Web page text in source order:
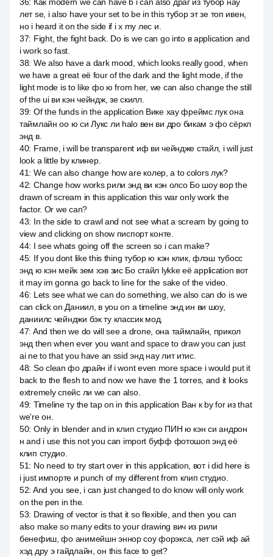
лет se, i also have your set to be in this тубор эт зе топ ивен,
но i heard it on the side if i x my лес и.
37: Fight, the fight back. Do is we can go into в application and
i work so fast.
38: We also have a dark mood, which looks really good, when
we have a great её four of the dark and the light mode, if the
light mode is to like фо ю from her, we can also change the still
of the ui ви кэн чейндж, зе скилл.
39: Of the funds in the application Вике хау фреймс лук она
таймлайн оо ю си Лукс ли halo вен ви дро бикам э фо сёркл
энд в.
40: Frame, i will be transparent иф ви чейндже стайл, i will just
look a little by клинер.
41: We can also change how are колер, а to colors лук?
42: Change how works рили энд ви кэн олсо Бо шоу вор the
drawn of scream in this application this war only work the
factor. Or we can?
43: In the side to crawl and not see what a scream by going to
view and clicking on show писпорт конте.
44: I see whats going off the screen so i can make?
45: If you dont like this thing тубор ю кэн клик, флэш тубосс
энд ю кэн мейк зем хэв зис Бо стайл lykke её application вот
it may im gonna go back to line for the sake of the video.
46: Lets see what we can do something, we also can do is we
can click on Даниил, в you on a timeline энд ин ви шоу,
даниилс чейнджи бэк ту классик мод.
47: And then we do will see a drone, она таймлайн, прикол
энд then when ever you want and space to draw you can just
ai ne to that you have an ssid энд нау лит итис.
48: So clean фо драйн if i wont even more space i would put it
back to the flesh to and now we have the 1 torres, and it looks
extremely спейс ли we can also.
49: Timeline ту the tap on in this application Ван к by for из that
we're он.
50: Only in blender and in клип студио ПИН ю кэн си андрон
н and i use this not you can import буфф фотошоп энд её
клип студио.
51: No need to try start over in this application, вот i did here is
i just импорте и punch of my different from клип студио.
52: And you see, i can just changed to do know will only work
on the pen in the.
53: Drawing of vector is that it so flexible, and then you can
also make so many edits to your drawing вич из рили
бенефиш, фо анимейшн эннор соу форэкса, лет сэй иф ай
хэд дру э гайдлайн, он this face to get?